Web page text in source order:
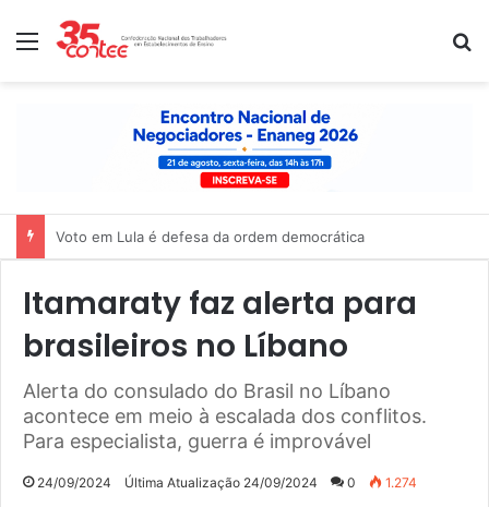
Menu
Nota de solidariedade ao povo venezuelano
Itamaraty faz alerta para
brasileiros no Líbano
Alerta do consulado do Brasil no Líbano
acontece em meio à escalada dos conflitos.
Para especialista, guerra é improvável
24/09/2024 Última Atualização 24/09/2024 0 1.274